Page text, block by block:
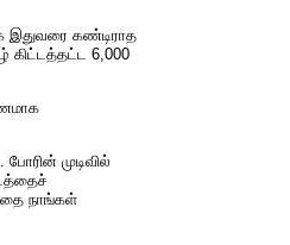
இதுவரை கண்டிராத
கிட்டத்தட்ட 6,000
முடிவில்
நாங்கள்